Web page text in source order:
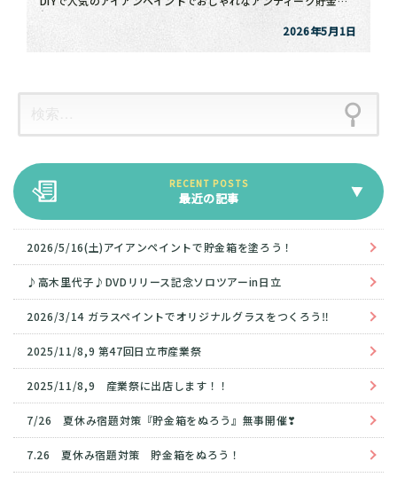
2026年5月1日
最近の記事
2026/5/16(土)アイアンペイントで貯金箱を塗ろう！
♪高木里代子♪DVDリリース記念ソロツアーin日立
2026/3/14 ガラスペイントでオリジナルグラスをつくろう‼
2025/11/8,9 第47回日立市産業祭
2025/11/8,9 産業祭に出店します！！
7/26 夏休み宿題対策『貯金箱をぬろう』無事開催❣
7.26 夏休み宿題対策 貯金箱をぬろう！